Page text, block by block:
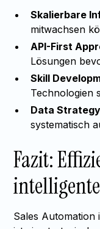
Skalierbare
mitwachsen
API-First
Lösungen
Skill
Technologien
Data
systematisch
Fazit:
Sales Automation